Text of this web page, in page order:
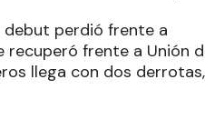
debut perdió frente a
recuperó frente a Unión
llega con dos derrotas,